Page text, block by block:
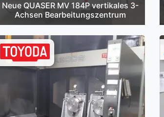
Neue QUASER MV 184P vertikales 3-
Achsen Bearbeitungszentrum